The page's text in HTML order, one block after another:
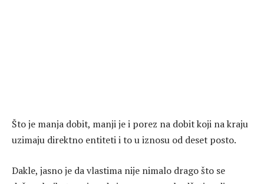
Što je manja dobit, manji je i porez na dobit koji na kraju
uzimaju direktno entiteti i to u iznosu od deset posto.
Dakle, jasno je da vlastima nije nimalo drago što se